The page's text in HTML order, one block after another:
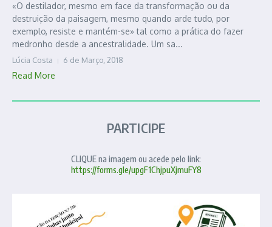
«O destilador, mesmo em face da transformação ou da
destruição da paisagem, mesmo quando arde tudo, por
exemplo, resiste e mantém-se» tal como a prática do fazer
medronho desde a ancestralidade. Um sa...
Lúcia Costa 6 de Março, 2018
Read More
PARTICIPE
CLIQUE na imagem ou acede pelo link:
https://forms.gle/upgF1ChjpuXjmuFY8